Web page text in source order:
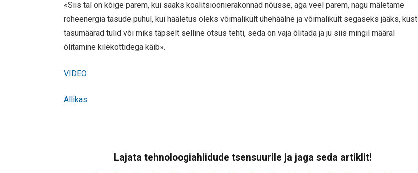
«Siis tal on kõige parem, kui saaks koalitsioonierakonnad nõusse, aga veel parem, nagu mäletame
roheenergia tasude puhul, kui hääletus oleks võimalikult ühehäälne ja võimalikult segaseks jääks, kust
tasumäärad tulid või miks täpselt selline otsus tehti, seda on vaja õlitada ja ju siis mingil määral
õlitamine kilekottidega käib».
VIDEO
Allikas
Lajata tehnoloogiahiidude tsensuurile ja jaga seda artiklit!